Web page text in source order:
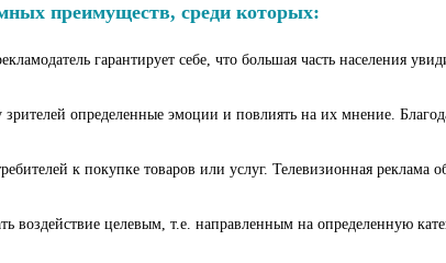
преимуществ, среди которых:
гарантирует себе, что большая часть населения
определенные эмоции и повлиять на их мнение.
к покупке товаров или услуг. Телевизионная реклама
воздействие целевым, т.е. направленным на определенную